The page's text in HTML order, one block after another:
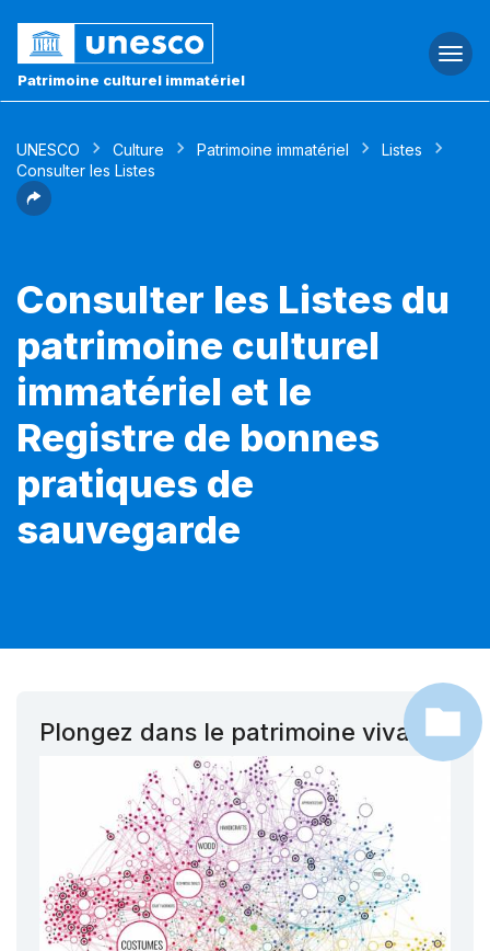
Patrimoine culturel immatériel
UNESCO Culture Patrimoine immatériel
Listes
Consulter les Listes
Consulter les Listes du
patrimoine culturel
immatériel et le
Registre de bonnes
pratiques de
sauvegarde
Plongez dans le patrimoine vivant !